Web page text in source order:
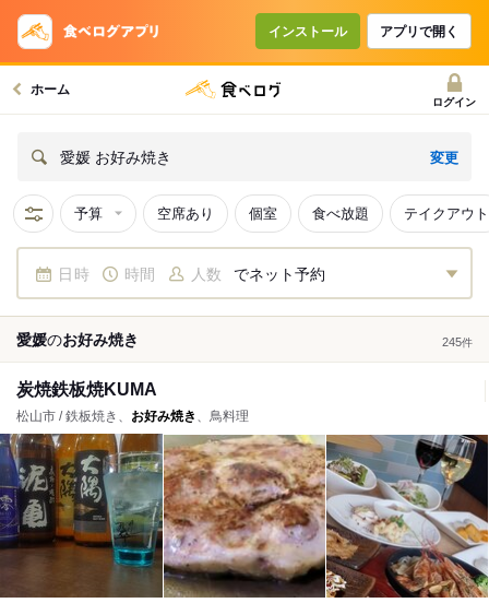
インストール アプリで開く
ホーム
ログイン
愛媛 お好み焼き 変更
予算 空席あり 個室 食べ放題 テイクアウト
日時 時間 人数 でネット予約
愛媛のお好み焼き 245件
炭焼鉄板焼KUMA
松山市 / 鉄板焼き、 お好み焼き 、鳥料理